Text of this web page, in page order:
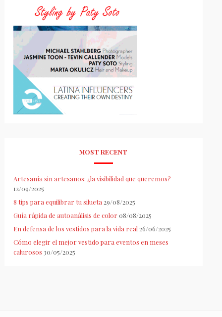
MOST RECENT
Artesanía sin artesanos: ¿la visibilidad que queremos?
12/09/2025
8 tips para equilibrar tu silueta 29/08/2025
Guía rápida de autoanálisis de color 08/08/2025
En defensa de los vestidos para la vida real 26/06/2025
Cómo elegir el mejor vestido para eventos en meses
calurosos 30/05/2025